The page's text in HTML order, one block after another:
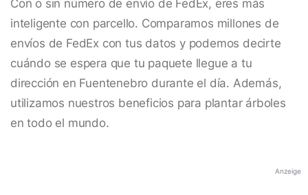
Con o sin número de envío de FedEx, eres más
inteligente con parcello. Comparamos millones de
envíos de FedEx con tus datos y podemos decirte
cuándo se espera que tu paquete llegue a tu
dirección en Fuentenebro durante el día. Además,
utilizamos nuestros beneficios para plantar árboles
en todo el mundo.
Anzeige